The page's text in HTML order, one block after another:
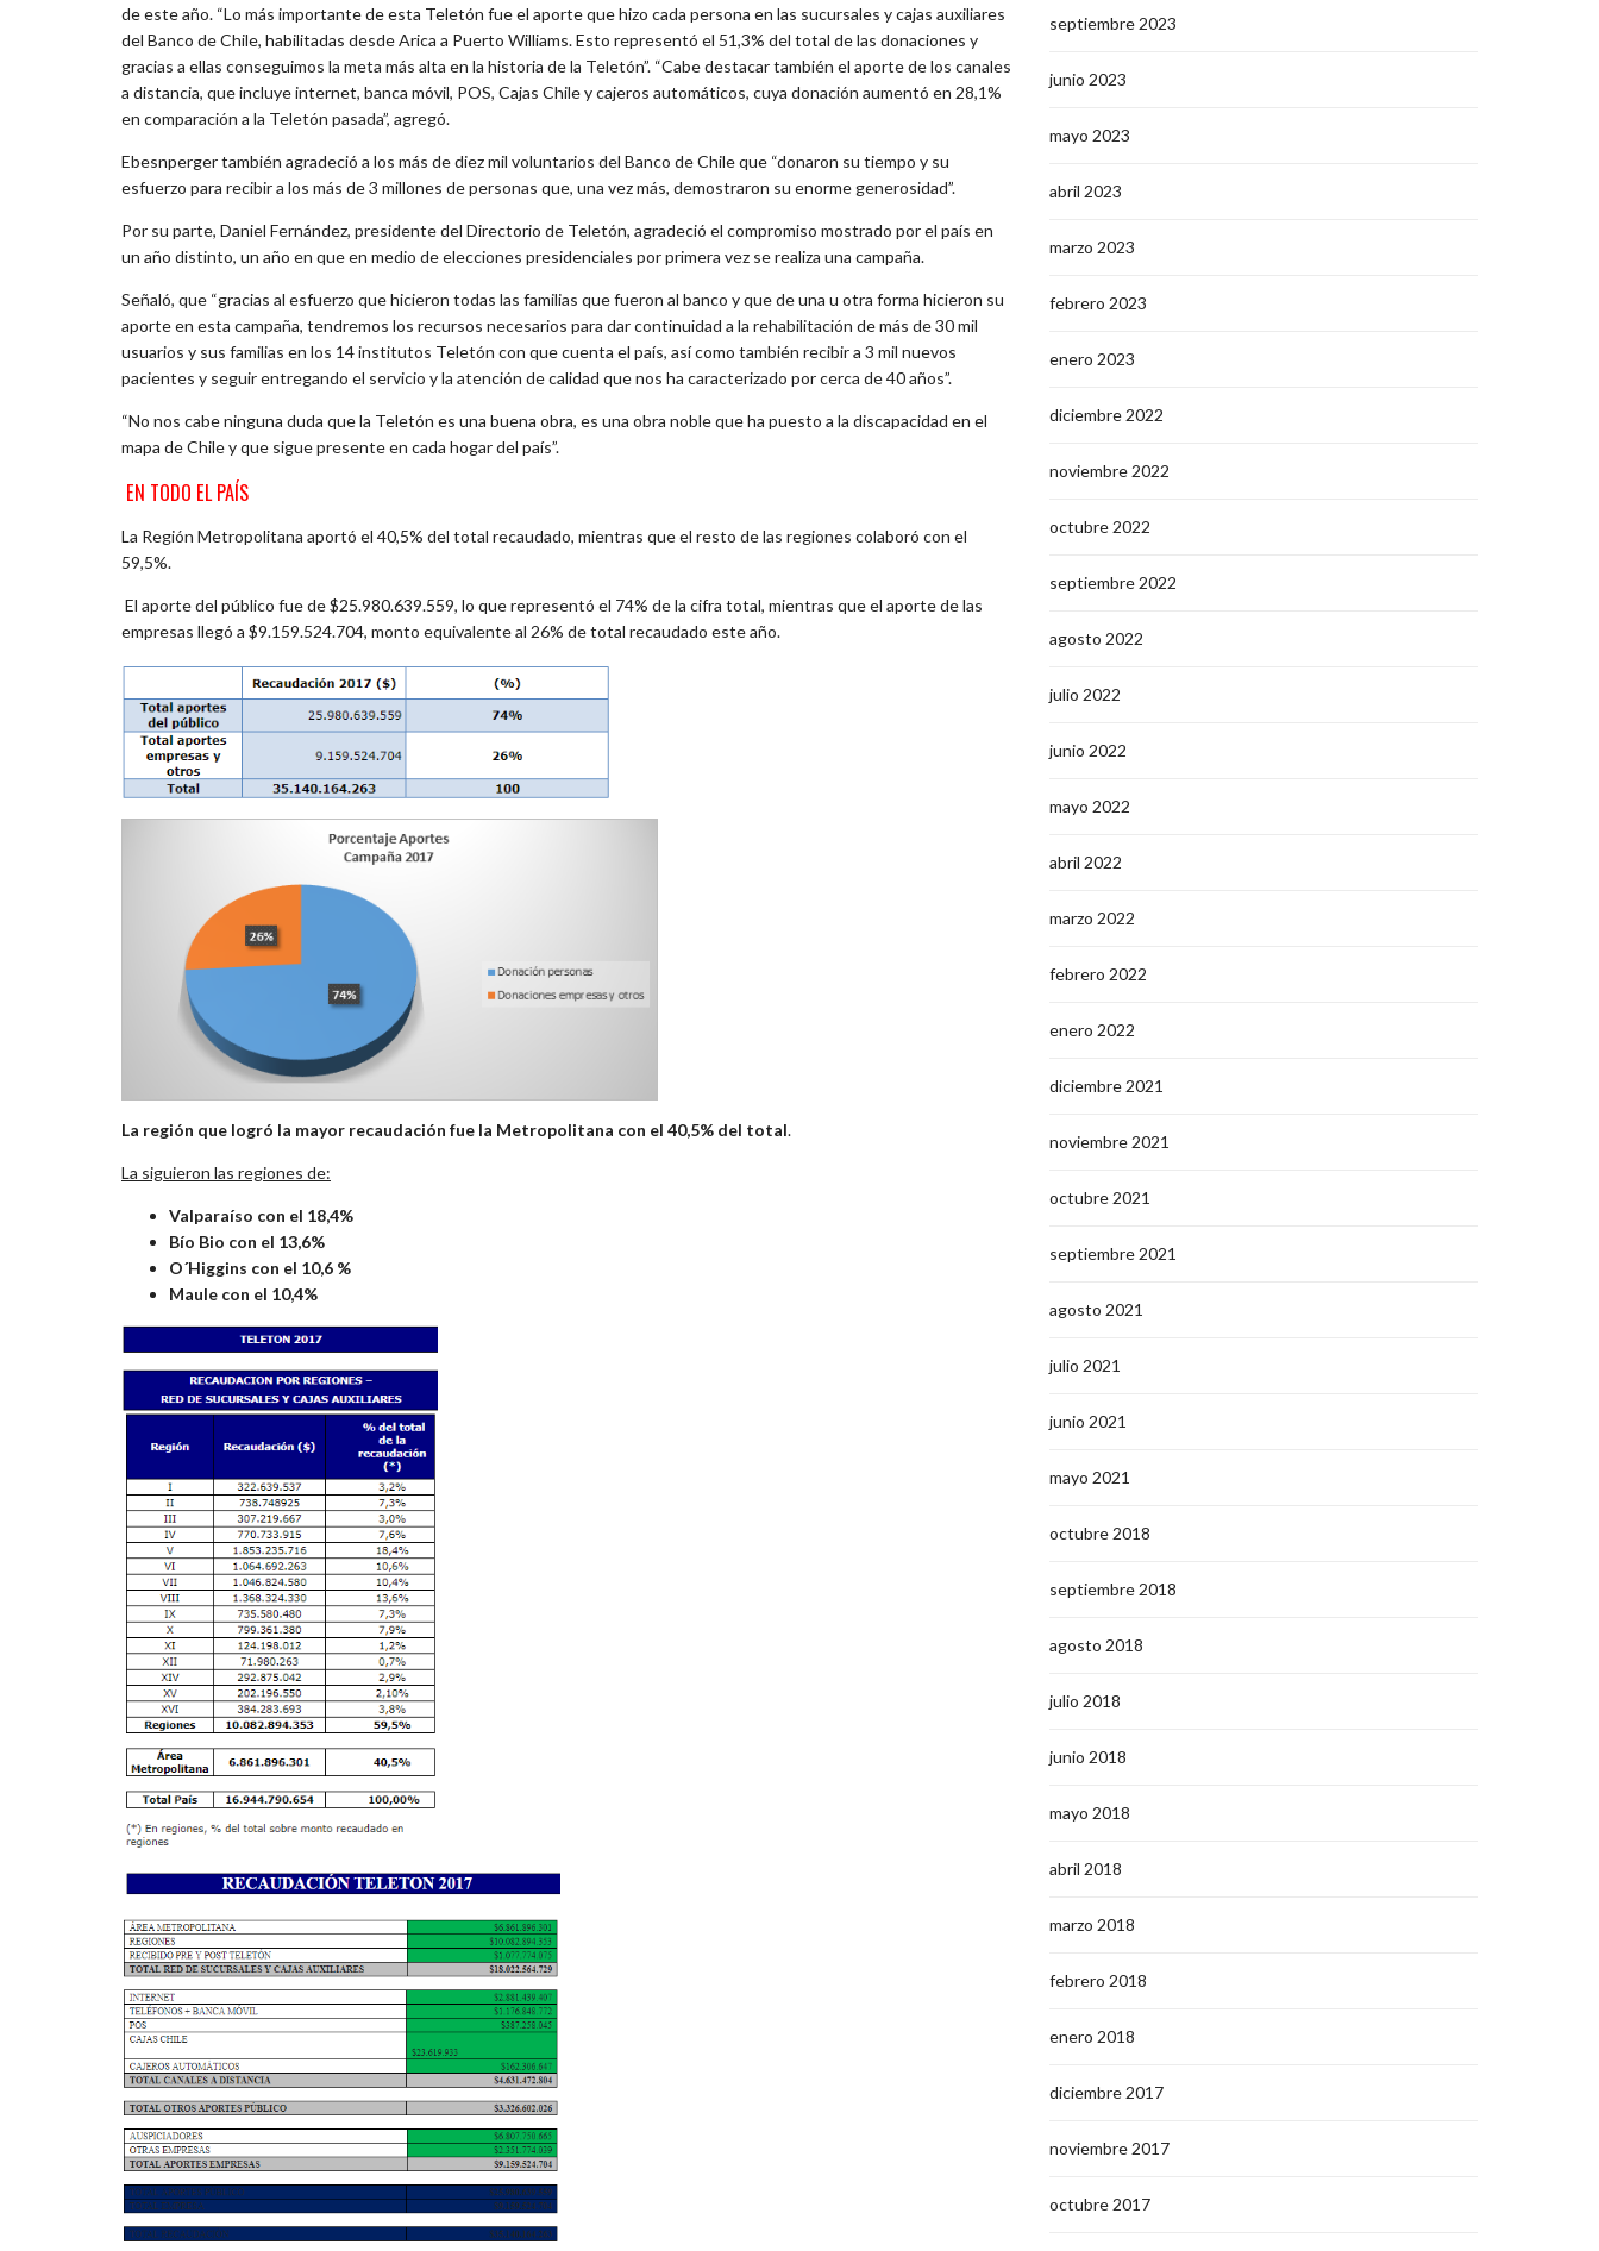
de este año. “Lo más importante de esta Teletón fue el aporte que hizo cada persona en las sucursales y cajas auxiliares
del Banco de Chile, habilitadas desde Arica a Puerto Williams. Esto representó el 51,3% del total de las donaciones y
gracias a ellas conseguimos la meta más alta en la historia de la Teletón”. “Cabe destacar también el aporte de los canales
a distancia, que incluye internet, banca móvil, POS, Cajas Chile y cajeros automáticos, cuya donación aumentó en 28,1%
en comparación a la Teletón pasada”, agregó.
Ebesnperger también agradeció a los más de diez mil voluntarios del Banco de Chile que “donaron su tiempo y su
esfuerzo para recibir a los más de 3 millones de personas que, una vez más, demostraron su enorme generosidad”.
Por su parte, Daniel Fernández, presidente del Directorio de Teletón, agradeció el compromiso mostrado por el país en
un año distinto, un año en que en medio de elecciones presidenciales por primera vez se realiza una campaña.
Señaló, que “gracias al esfuerzo que hicieron todas las familias que fueron al banco y que de una u otra forma hicieron su
aporte en esta campaña, tendremos los recursos necesarios para dar continuidad a la rehabilitación de más de 30 mil
usuarios y sus familias en los 14 institutos Teletón con que cuenta el país, así como también recibir a 3 mil nuevos
pacientes y seguir entregando el servicio y la atención de calidad que nos ha caracterizado por cerca de 40 años”.
“No nos cabe ninguna duda que la Teletón es una buena obra, es una obra noble que ha puesto a la discapacidad en el
mapa de Chile y que sigue presente en cada hogar del país”.
EN TODO EL PAÍS
La Región Metropolitana aportó el 40,5% del total recaudado, mientras que el resto de las regiones colaboró con el
59,5%.
El aporte del público fue de $25.980.639.559, lo que representó el 74% de la cifra total, mientras que el aporte de las
empresas llegó a $9.159.524.704, monto equivalente al 26% de total recaudado este año.
La región que logró la mayor recaudación fue la Metropolitana con el 40,5% del total.
La siguieron las regiones de:
Valparaíso con el 18,4%
Bío Bio con el 13,6%
O´Higgins con el 10,6 %
Maule con el 10,4%
septiembre 2023
junio 2023
mayo 2023
abril 2023
marzo 2023
febrero 2023
enero 2023
diciembre 2022
noviembre 2022
octubre 2022
septiembre 2022
agosto 2022
julio 2022
junio 2022
mayo 2022
abril 2022
marzo 2022
febrero 2022
enero 2022
diciembre 2021
noviembre 2021
octubre 2021
septiembre 2021
agosto 2021
julio 2021
junio 2021
mayo 2021
octubre 2018
septiembre 2018
agosto 2018
julio 2018
junio 2018
mayo 2018
abril 2018
marzo 2018
febrero 2018
enero 2018
diciembre 2017
noviembre 2017
octubre 2017